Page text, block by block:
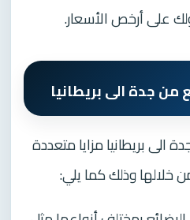
على أرخص الأسعار.
جدة الى بريطانيا
بريطانيا مزايا متعددة
خلالها وذلك كما يلي: